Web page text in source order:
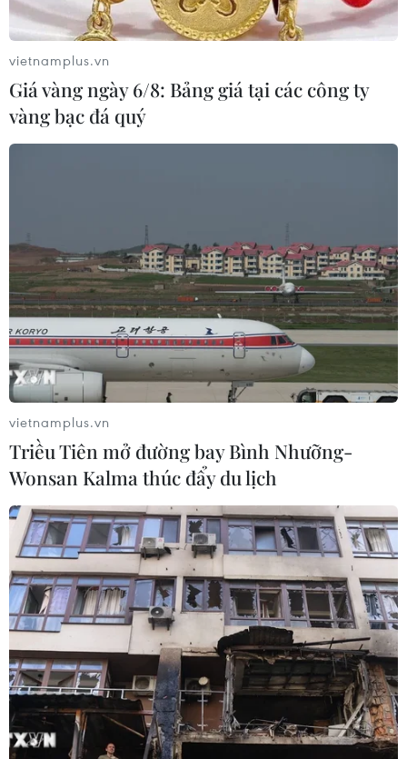
Đắk Lắk tháo gỡ khó khăn, đảm bảo
đủ sách giáo khoa cho năm học mới
06/08/2026 04:12
Cảnh báo thủ đoạn lừa đảo đưa lao
Cán bộ làm việc tại trung tâm phục
vụ hành chính công được nhận hỗ
trợ tiền
06/08/2026 03:51
Cảnh báo lũ quét, sạt lở đất ở 8 tỉnh
khu vực Bắc Bộ và Thanh Hóa
06/08/2026 03:47
Vĩnh Long triển khai nhiều hoạt
động chăm lo cho nạn nhân chất độc
da cam
06/08/2026 03:47
24 năm tù cho 2 vợ chồng tổ
chức “bay lắc” tại Hà Nội
06/08/2026 03:46
vietnamplus.vn
Giá vàng ngày 6/8: Bảng giá tại các công ty
vàng bạc đá quý
vietnamplus.vn
Triều Tiên mở đường bay Bình Nhưỡng-
Wonsan Kalma thúc đẩy du lịch